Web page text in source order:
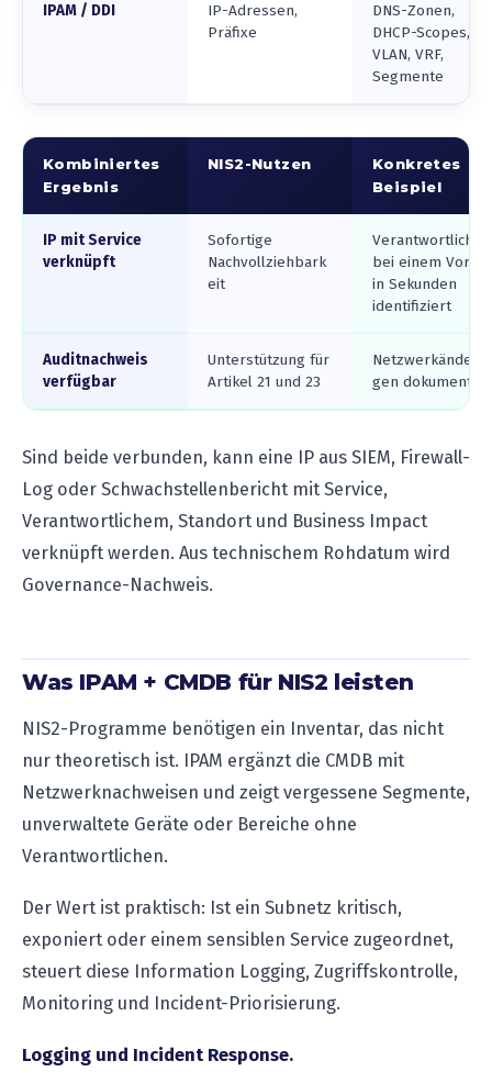
IPAM / DDI
IP-Adressen,
Präfixe
DNS-Zonen,
DHCP-Scopes,
VLAN, VRF,
Segmente
Kombiniertes
Ergebnis
NIS2-Nutzen
Konkretes
Beispiel
IP mit Service
verknüpft
Sofortige
Nachvollziehbark
eit
Verantwortlicher
bei einem Vorfall
in Sekunden
identifiziert
Auditnachweis
verfügbar
Unterstützung für
Artikel 21 und 23
gen
Sind beide verbunden, kann eine IP aus SIEM, Firewall-
Log oder Schwachstellenbericht mit Service,
Verantwortlichem, Standort und Business Impact
verknüpft werden. Aus technischem Rohdatum wird
Governance-Nachweis.
Was IPAM + CMDB für NIS2 leisten
NIS2-Programme benötigen ein Inventar, das nicht
nur theoretisch ist. IPAM ergänzt die CMDB mit
Netzwerknachweisen und zeigt vergessene Segmente,
unverwaltete Geräte oder Bereiche ohne
Verantwortlichen.
Der Wert ist praktisch: Ist ein Subnetz kritisch,
exponiert oder einem sensiblen Service zugeordnet,
steuert diese Information Logging, Zugriffskontrolle,
Monitoring und Incident-Priorisierung.
Logging und Incident Response.